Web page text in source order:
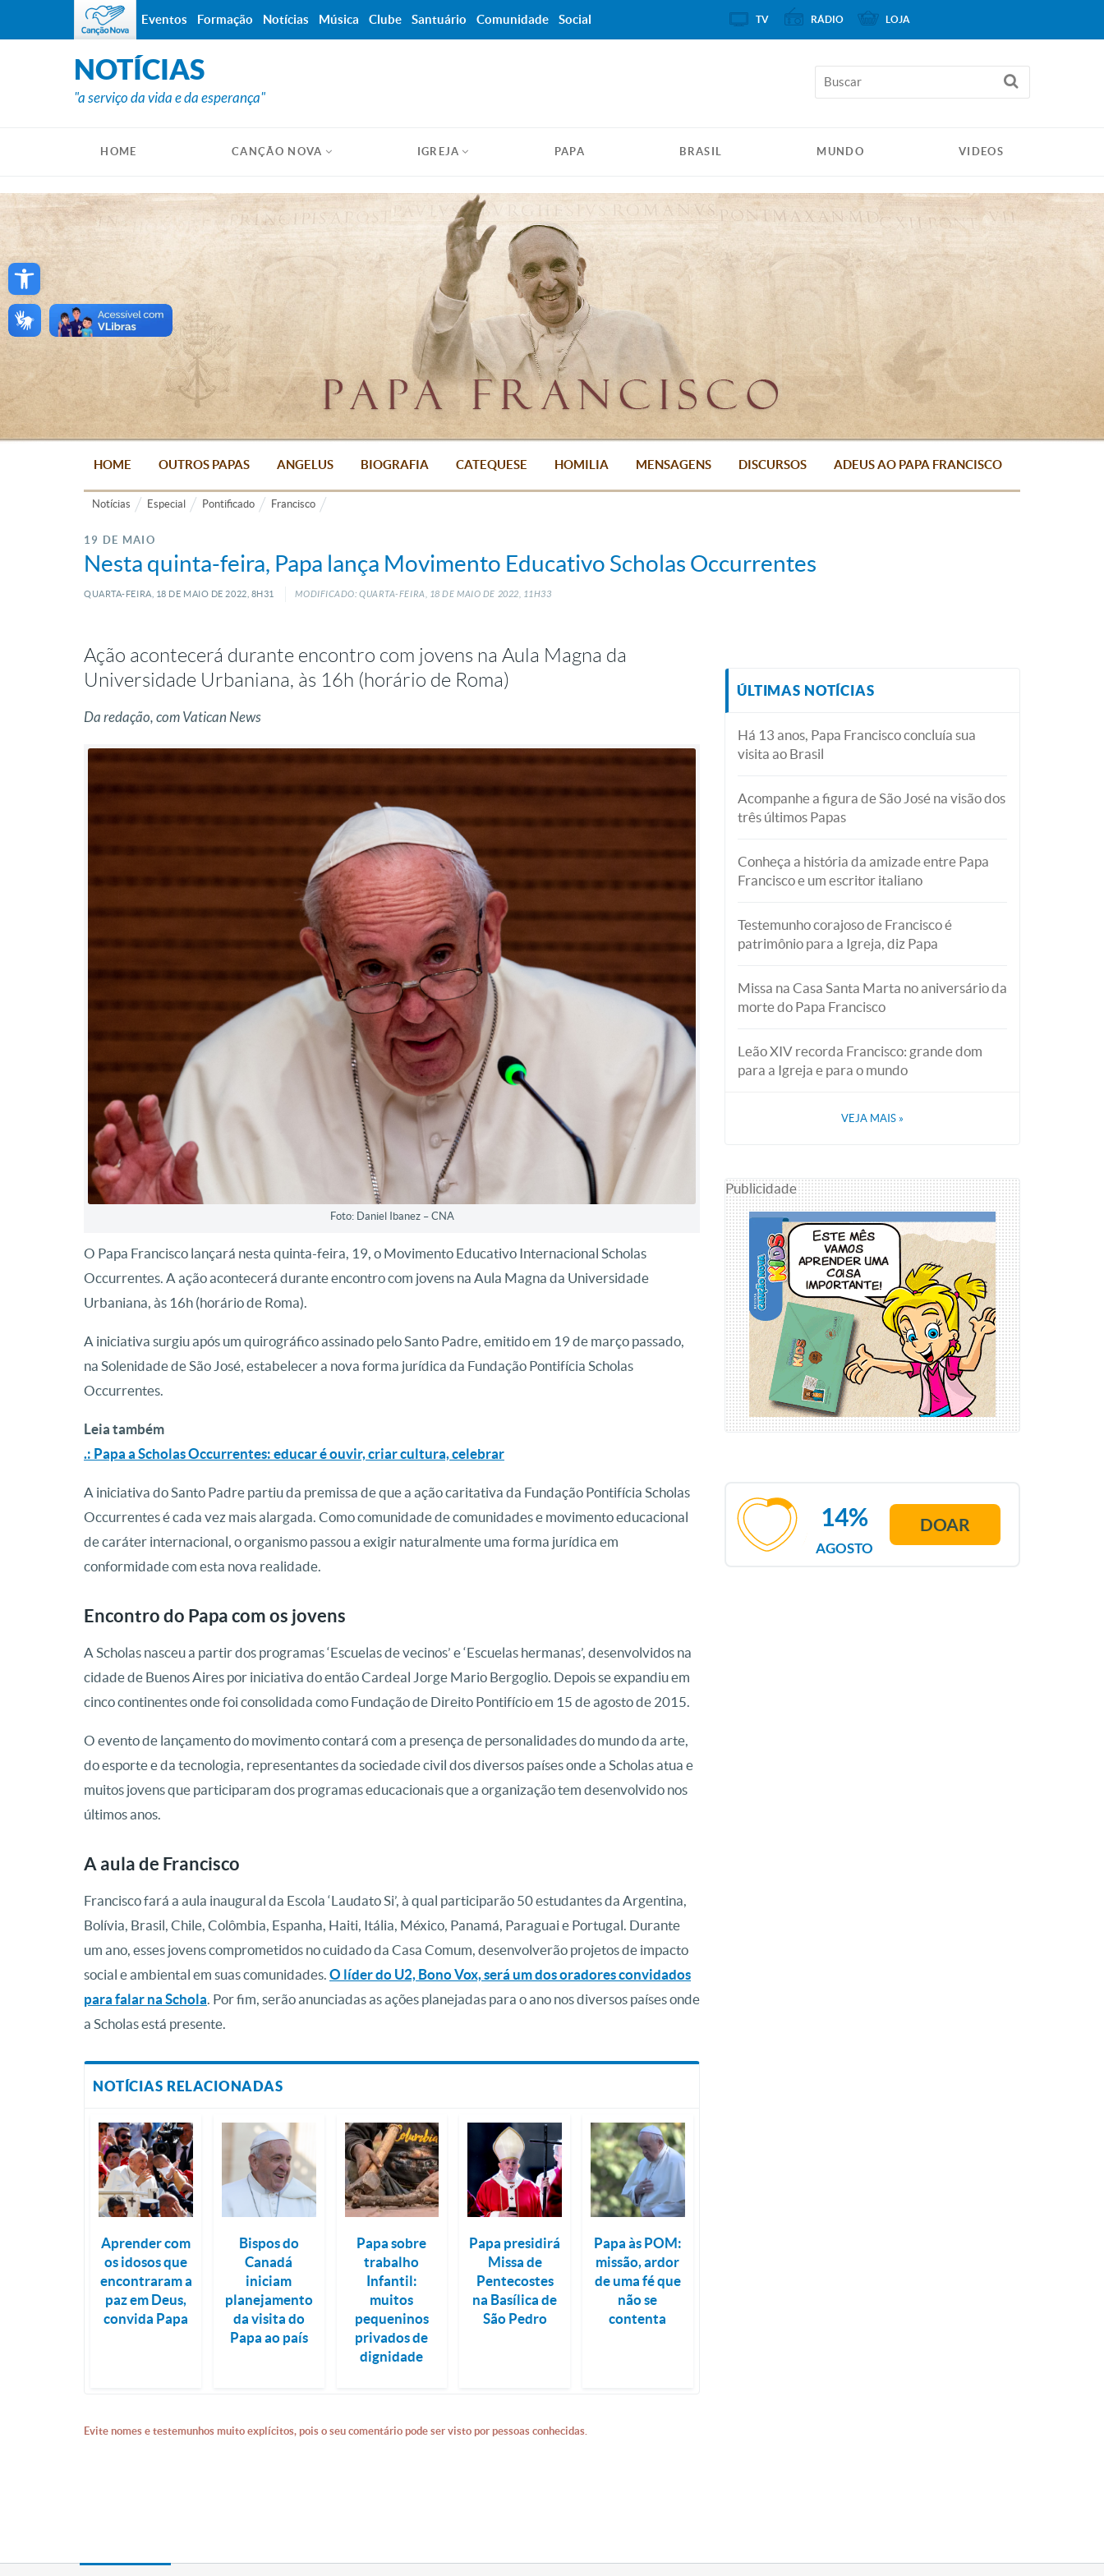
Open toolbar
NOTÍCIAS
"a serviço da vida e da esperança"
HOME CANÇÃO NOVA IGREJA PAPA BRASIL MUNDO VIDEOS
HOME OUTROS PAPAS ANGELUS BIOGRAFIA CATEQUESE HOMILIA MENSAGENS DISCURSOS ADEUS AO PAPA FRANCISCO
Notícias Especial Pontificado Francisco
19 DE MAIO
Nesta quinta-feira, Papa lança Movimento Educativo Scholas Occurrentes
QUARTA-FEIRA, 18 DE MAIO DE 2022, 8H31 MODIFICADO: QUARTA-FEIRA, 18 DEMAIO DE 2022, 11H33
Ação acontecerá durante encontro com jovens na Aula Magna da
Universidade Urbaniana, às 16h (horário de Roma)
Da redação, com Vatican News
Foto: Daniel Ibanez – CNA
O Papa Francisco lançará nesta quinta-feira, 19, o Movimento Educativo Internacional Scholas
Occurrentes. A ação acontecerá durante encontro com jovens na Aula Magna da Universidade
Urbaniana, às 16h (horário de Roma).
A iniciativa surgiu após um quirográfico assinado pelo Santo Padre, emitido em 19 de março passado,
na Solenidade de São José, estabelecer a nova forma jurídica da Fundação Pontifícia Scholas
Occurrentes.
Leia também
.: Papa a Scholas Occurrentes: educar é ouvir, criar cultura, celebrar
A iniciativa do Santo Padre partiu da premissa de que a ação caritativa da Fundação Pontifícia Scholas
Occurrentes é cada vez mais alargada. Como comunidade de comunidades e movimento educacional
de caráter internacional, o organismo passou a exigir naturalmente uma forma jurídica em
conformidade com esta nova realidade.
Encontro do Papa com os jovens
A Scholas nasceu a partir dos programas ‘Escuelas de vecinos’ e ‘Escuelas hermanas’, desenvolvidos na
cidade de Buenos Aires por iniciativa do então Cardeal Jorge Mario Bergoglio. Depois se expandiu em
cinco continentes onde foi consolidada como Fundação de Direito Pontifício em 15 de agosto de 2015.
O evento de lançamento do movimento contará com a presença de personalidades do mundo da arte,
do esporte e da tecnologia, representantes da sociedade civil dos diversos países onde a Scholas atua e
muitos jovens que participaram dos programas educacionais que a organização tem desenvolvido nos
últimos anos.
A aula de Francisco
Francisco fará a aula inaugural da Escola ‘Laudato Si’, à qual participarão 50 estudantes da Argentina,
Bolívia, Brasil, Chile, Colômbia, Espanha, Haiti, Itália, México, Panamá, Paraguai e Portugal. Durante
um ano, esses jovens comprometidos no cuidado da Casa Comum, desenvolverão projetos de impacto
social e ambiental em suas comunidades. O líder do U2, Bono Vox, será um dos oradores convidados
para falar na Schola. Por fim, serão anunciadas as ações planejadas para o ano nos diversos países onde
a Scholas está presente.
NOTÍCIAS RELACIONADAS
Aprender com
os idosos que
encontraram a
paz em Deus,
convida Papa
Bispos do
Canadá
iniciam
planejamento
da visita do
Papa ao país
Papa sobre
trabalho
Infantil:
muitos
pequeninos
privados de
dignidade
Papa presidirá
Missa de
Pentecostes
na Basílica de
São Pedro
Papa às POM:
missão, ardor
de uma fé que
não se
contenta
Evite nomes e testemunhos muito explícitos, pois o seu comentário pode ser visto por pessoas conhecidas.
ÚLTIMAS NOTÍCIAS
Há 13 anos, Papa Francisco concluía sua
visita ao Brasil
Acompanhe a figura de São José na visão dos
três últimos Papas
Conheça a história da amizade entre Papa
Francisco e um escritor italiano
Testemunho corajoso de Francisco é
patrimônio para a Igreja, diz Papa
Missa na Casa Santa Marta no aniversário da
morte do Papa Francisco
Leão XIV recorda Francisco: grande dom
para a Igreja e para o mundo
VEJA MAIS »
Publicidade
AGOSTO
14% DOAR
Eventos Formação Notícias Música Clube Santuário Comunidade Social TV RÁDIO LOJA